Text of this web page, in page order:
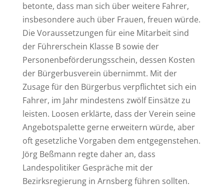
betonte, dass man sich über weitere Fahrer,
insbesondere auch über Frauen, freuen würde.
Die Voraussetzungen für eine Mitarbeit sind
der Führerschein Klasse B sowie der
Personenbeförderungsschein, dessen Kosten
der Bürgerbusverein übernimmt. Mit der
Zusage für den Bürgerbus verpflichtet sich ein
Fahrer, im Jahr mindestens zwölf Einsätze zu
leisten. Loosen erklärte, dass der Verein seine
Angebotspalette gerne erweitern würde, aber
oft gesetzliche Vorgaben dem entgegenstehen.
Jörg Beßmann regte daher an, dass
Landespolitiker Gespräche mit der
Bezirksregierung in Arnsberg führen sollten.